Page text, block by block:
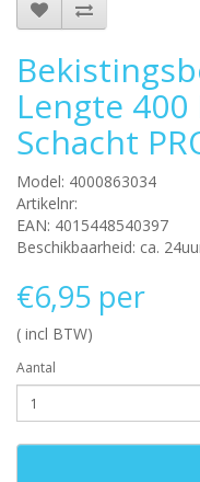
Lengte
Schacht
Model: 4000863034
Artikelnr:
EAN: 4015448540397
Beschikbaarheid: ca.
€6,95 per
( incl BTW)
Aantal